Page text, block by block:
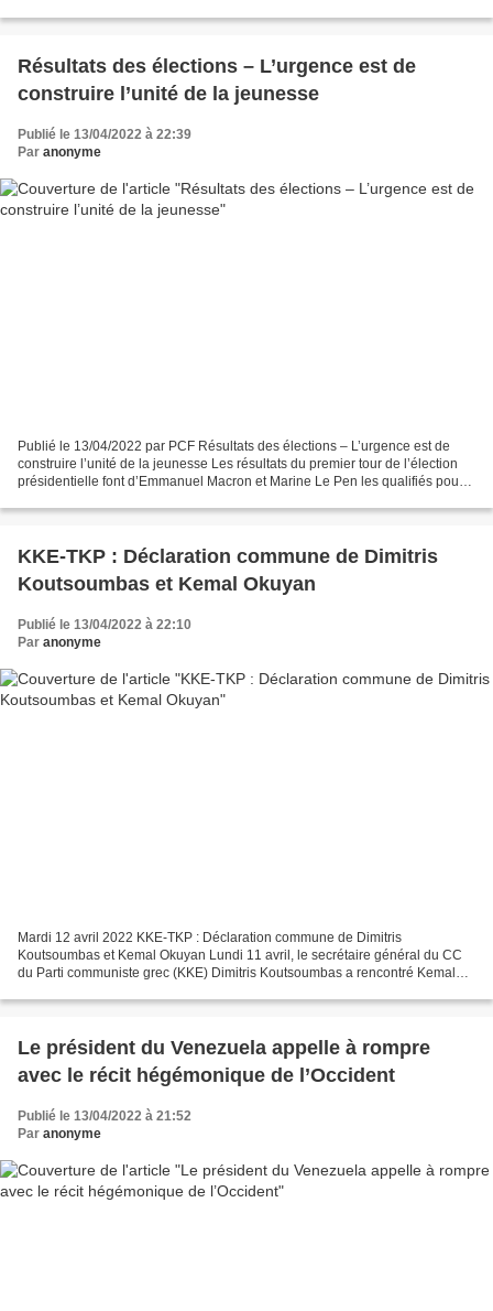
Résultats des élections – L’urgence est de
construire l’unité de la jeunesse
Publié le 13/04/2022 à 22:39
Par anonyme
Publié le 13/04/2022 par PCF Résultats des élections – L’urgence est de
construire l’unité de la jeunesse Les résultats du premier tour de l’élection
présidentielle font d’Emmanuel Macron et Marine Le Pen les qualifiés pour
KKE-TKP : Déclaration commune de Dimitris
Koutsoumbas et Kemal Okuyan
Publié le 13/04/2022 à 22:10
Par anonyme
Mardi 12 avril 2022 KKE-TKP : Déclaration commune de Dimitris
Koutsoumbas et Kemal Okuyan Lundi 11 avril, le secrétaire général du CC
du Parti communiste grec (KKE) Dimitris Koutsoumbas a rencontré Kemal
Le président du Venezuela appelle à rompre
avec le récit hégémonique de l’Occident
Publié le 13/04/2022 à 21:52
Par anonyme